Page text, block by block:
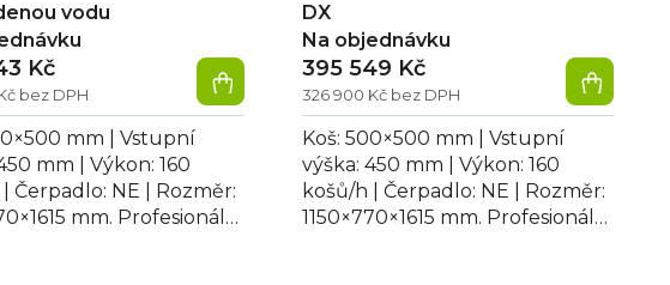
vodu
bez DPH
Kč
mm | Vstupní
mm | Výkon: 160
Čerpadlo: NE | Rozměr:
mm. Profesionální
DX
Na objednávku
326 900 Kč bez DPH
395 549 Kč
Koš: 500×500 mm | Vstupní
výška: 450 mm | Výkon: 160
košů/h | Čerpadlo: NE | Rozměr:
1150×770×1615 mm. Profesionální